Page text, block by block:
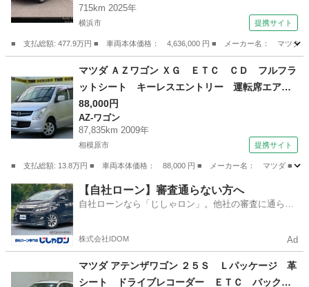
アゲート ３列シート ３６０度カメラ オート
マチックハイビーム アダプティブクルーズコン
トロール オートライト シートヒーター バッ
クカメラ ＥＴＣ （検10.12）
715km 2025年
横浜市 提携サイト
■ 支払総額: 477.9万円 ■ 車両本体価格： 4,636,000 円 ■ メーカー名： マ
マツダ
マツダ ＡＺワゴン ＸＧ ＥＴＣ ＣＤ フルフラ
ットシート キーレスエントリー 運転席エアバ
ック 助手席エアバック 盗難防止装置 パワー
ステアリング パワ－ウィンドウ ベンチシー
ト エアコンクーラー （検10.8）
88,000円
AZ-ワゴン
87,835km 2009年
相模原市 提携サイト
■ 支払総額: 13.8万円 ■ 車両本体価格： 88,000 円 ■ メーカー名： マツダ ■
神奈川 相模原市 AZ-ワゴン
【自社ローン】審査通らない方へ
自社ローンなら「じしゃロン」。他社の審査に通らな
株式会社IDOM Ad
マツダ アテンザワゴン ２５Ｓ Ｌパッケージ 革
シート ドライブレコーダー ＥＴＣ バックカ